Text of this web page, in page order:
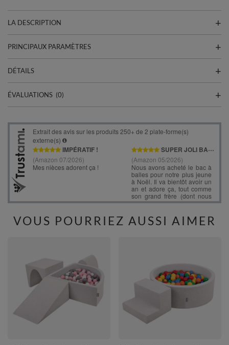
LA DESCRIPTION
PRINCIPAUX PARAMÈTRES
DÉTAILS
ÉVALUATIONS (0)
VOUS POURRIEZ AUSSI AIMER